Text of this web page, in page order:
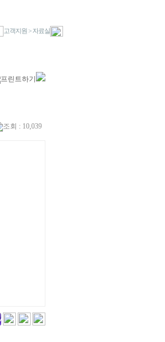
고객지원 > 자료실
조회 : 10,039